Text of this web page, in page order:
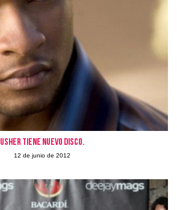
Usher tiene nuevo disco.
12 de junio de 2012